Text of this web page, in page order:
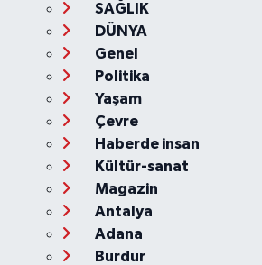
SAĞLIK
DÜNYA
Genel
Politika
Yaşam
Çevre
Haberde insan
Kültür-sanat
Magazin
Antalya
Adana
Burdur